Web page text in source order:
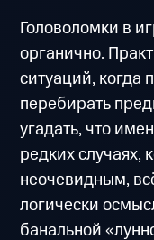
Головоломки в
органично.
ситуаций, когда
перебирать
угадать, что
редких случаях,
неочевидным,
логически
банальной